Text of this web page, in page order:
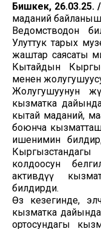
Бишкек, 26.03.25.
маданий
Ведомстводон
Улуттук тарых
жаштар саясаты
Кытайдын
менен
Жолугушуунун
кызматка
кытай маданий,
боюнча
ишенимин
колдоосун
активдүү
билдирди.
Өз кезегинде,
кызматка
ортосундагы